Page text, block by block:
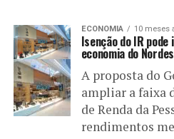
ECONOMIA 10 meses
Isenção do IR
economia do
A proposta do
ampliar a faixa
de Renda da
rendimentos